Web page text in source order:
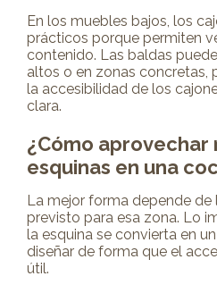
En los muebles bajos, los
prácticos porque permiten
contenido. Las baldas
altos o en zonas concretas,
la accesibilidad de los
clara.
¿Cómo aprovechar
esquinas en una
La mejor forma depende de
previsto para esa zona. Lo
la esquina se convierta en
diseñar de forma que el
útil.